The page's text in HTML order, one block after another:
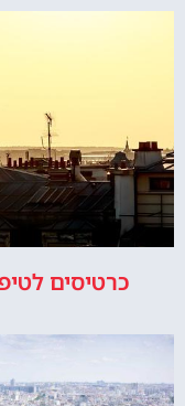
כרטיסים